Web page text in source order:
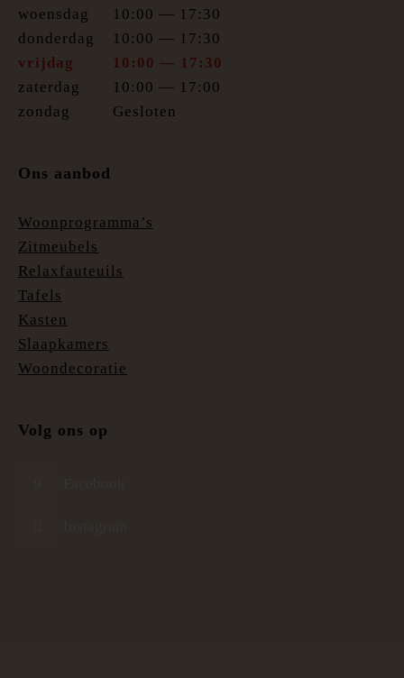
woensdag
10:00 — 17:30
donderdag
10:00 — 17:30
vrijdag
10:00 — 17:30
zaterdag
10:00 — 17:00
zondag
Gesloten
Ons aanbod
Woonprogramma’s
Zitmeubels
Relaxfauteuils
Tafels
Kasten
Slaapkamers
Woondecoratie
Volg ons op